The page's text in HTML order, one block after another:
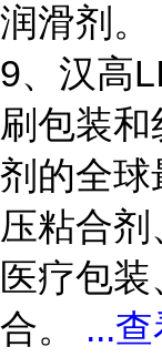
润滑剂。
9、汉高
刷包装
剂的全球
压粘合剂
医疗包
合。 ...查